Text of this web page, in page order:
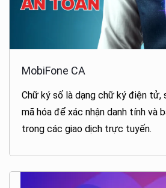
MobiFone CA
Chữ ký số là dạng chữ ký điện tử,
mã hóa để xác nhận danh tính và
trong các giao dịch trực tuyến.